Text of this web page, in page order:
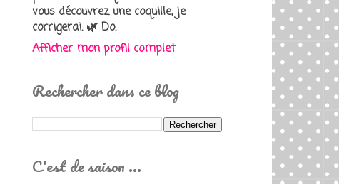
vous découvrez une coquille, je
corrigerai. 🌿 Do.
Afficher mon profil complet
Rechercher dans ce blog
C'est de saison ...